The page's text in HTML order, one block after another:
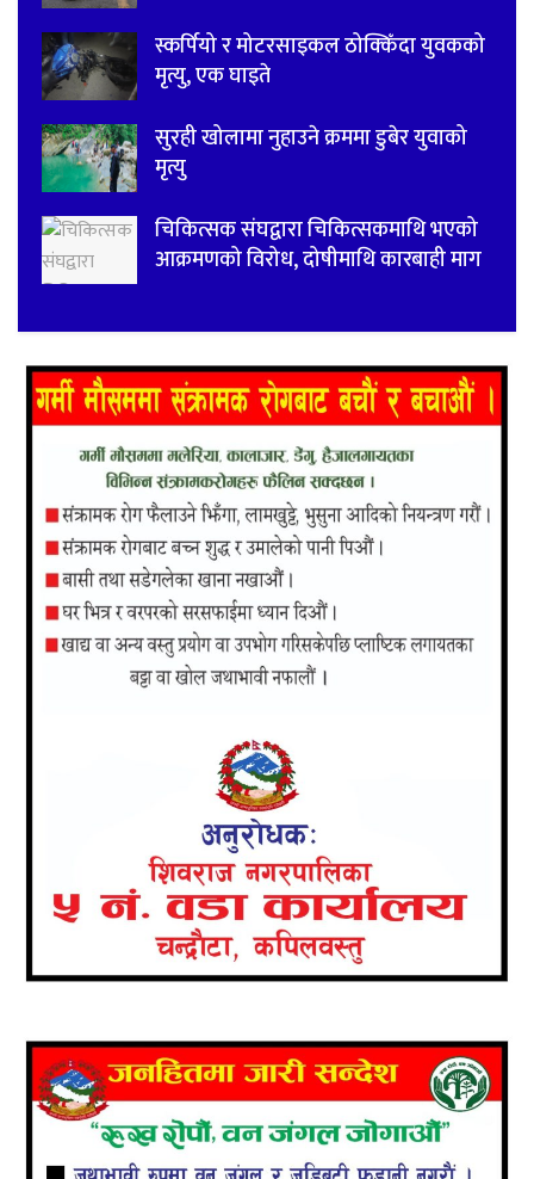
स्कर्पियो र मोटरसाइकल ठोक्किँदा युवकको
मृत्यु, एक घाइते
सुरही खोलामा नुहाउने क्रममा डुबेर युवाको
मृत्यु
चिकित्सक संघद्वारा चिकित्सकमाथि भएको
आक्रमणको विरोध, दोषीमाथि कारबाही माग